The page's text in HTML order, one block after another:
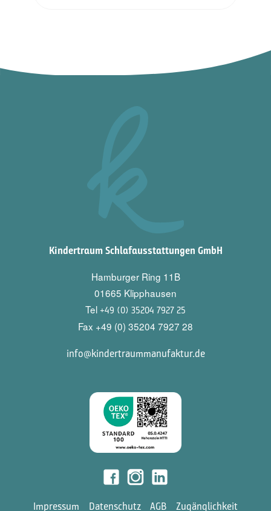
Kindertraum Schlafausstattungen GmbH
Hamburger Ring 11B
01665 Klipphausen
Tel +49 (0) 35204 7927 25
Fax +49 (0) 35204 7927 28
info@kindertraummanufaktur.de
Impressum Datenschutz AGB Zugänglichkeit